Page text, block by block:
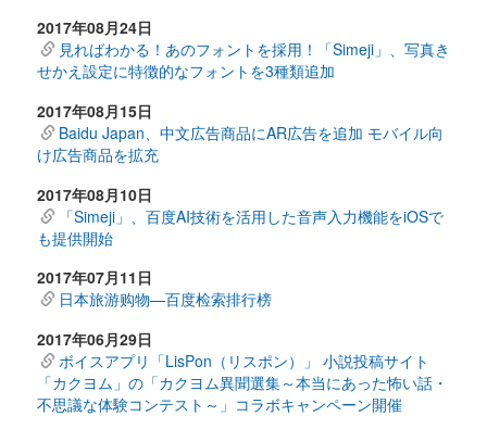
2017年08月24日
見ればわかる！あのフォントを採用！「Simeji」、写真き
せかえ設定に特徴的なフォントを3種類追加
2017年08月15日
Baidu Japan、中文広告商品にAR広告を追加 モバイル向
け広告商品を拡充
2017年08月10日
「Simeji」、百度AI技術を活用した音声入力機能をiOSで
も提供開始
2017年07月11日
日本旅游购物—百度检索排行榜
2017年06月29日
ボイスアプリ「LisPon（リスポン）」 小説投稿サイト
「カクヨム」の「カクヨム異聞選集～本当にあった怖い話・
不思議な体験コンテスト～」コラボキャンペーン開催